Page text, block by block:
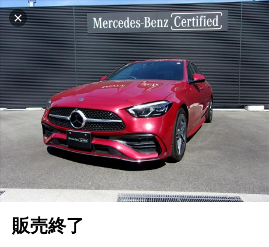
設定中 1030台
車を探す
中古車検索
販売店検索
エリア別最新ニュース
自動車保険
カタログ情報
アカウント
ログイン
マイアカウント
保存した検索条件
問合せ履歴
アカウントの確認・編集
アフターサービス
アフターサービス
車検／定期点検
タイヤ交換
ボディ修理
プレスリリース
ヤナセの歴史
ヤナセ認定中古車
BMW認定中古車
フォルクスワーゲン認定中古車
プライバシーポリシー ソーシャルメディアポリシー
会社概要
金融商品の勧誘方針
販売終了
キャンセル
名谷
サーティファイドカーコーナー
販売店情報
地図を見る
在庫一覧
キャンセル